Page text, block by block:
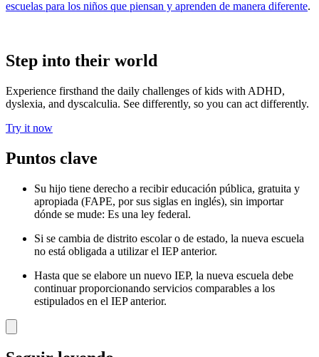
escuelas para los niños que piensan y aprenden de manera diferente.
Step into their world
Experience firsthand the daily challenges of kids with ADHD,
dyslexia, and dyscalculia. See differently, so you can act differently.
Try it now
Puntos clave
Su hijo tiene derecho a recibir educación pública, gratuita y
apropiada (FAPE, por sus siglas en inglés), sin importar
dónde se mude: Es una ley federal.
Si se cambia de distrito escolar o de estado, la nueva escuela
no está obligada a utilizar el IEP anterior.
Hasta que se elabore un nuevo IEP, la nueva escuela debe
continuar proporcionando servicios comparables a los
estipulados en el IEP anterior.